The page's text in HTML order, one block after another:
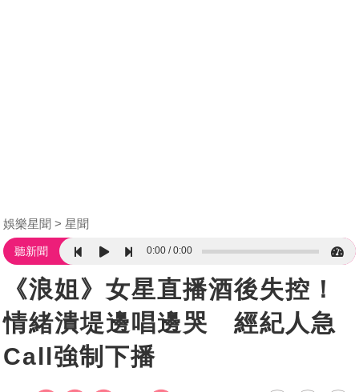
娛樂星聞 星聞
聽新聞 0:00 0:00
《浪姐》女星直播酒後失控！
情緒潰堤邊唱邊哭 經紀人急
Call強制下播